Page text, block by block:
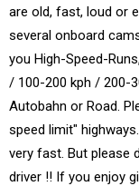
are old, fast, loud or
several onboard
you High-Speed-
/ 100-200 kph / 200-
Autobahn or Road.
speed limit"
very fast. But please
driver !! If you enjoy